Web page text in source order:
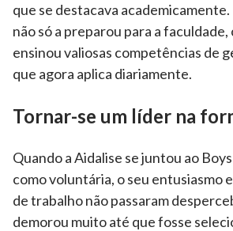
que se destacava
não só a preparou para a
ensinou valiosas competências de
que agora aplica diariamente.
Tornar-se um líder na
Quando a Aidalise se juntou ao
como voluntária, o seu entusiasmo
de trabalho não passaram
demorou muito até que fosse